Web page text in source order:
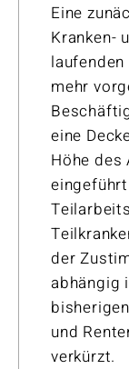
Eine
Kranken-
mehr
eine
Höhe
der
abhängig
und
verkürzt.